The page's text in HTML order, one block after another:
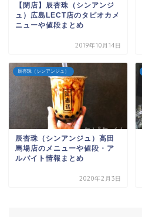
【閉店】辰杏珠（シンアンジ
ュ）広島LECT店のタピオカメ
ニューや値段まとめ
2019年10月14日
辰杏珠（シンアンジュ）
辰杏珠（シンアンジュ）高田
馬場店のメニューや値段・ア
ルバイト情報まとめ
2020年2月3日